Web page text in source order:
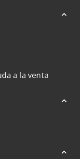
a la venta